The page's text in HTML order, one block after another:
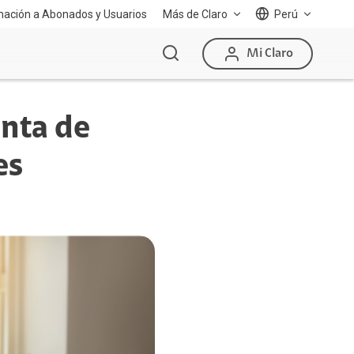
a Abonados y Usuarios Más de Claro Perú
Mi Claro
de